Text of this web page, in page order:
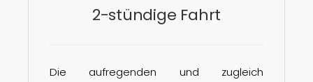
2-stündige Fahrt
Die aufregenden und zugleich